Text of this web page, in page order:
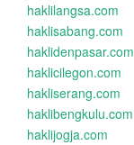
haklilangsa.com
haklisabang.com
haklidenpasar.com
haklicilegon.com
hakliserang.com
haklibengkulu.com
haklijogja.com